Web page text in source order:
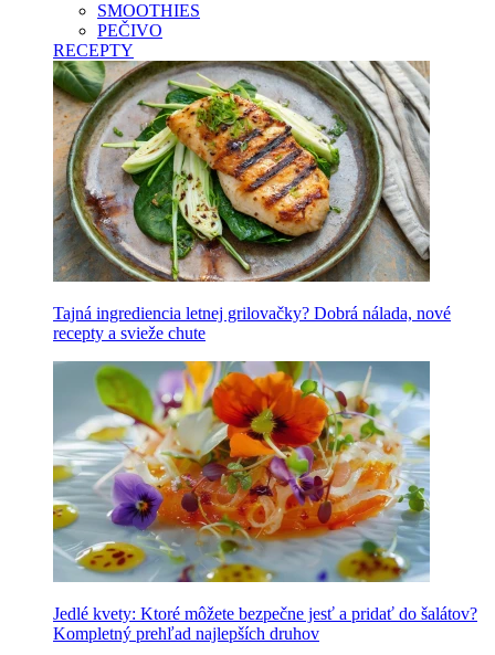
SMOOTHIES
PEČIVO
RECEPTY
Tajná ingrediencia letnej grilovačky? Dobrá nálada, nové
recepty a svieže chute
Jedlé kvety: Ktoré môžete bezpečne jesť a pridať do šalátov?
Kompletný prehľad najlepších druhov